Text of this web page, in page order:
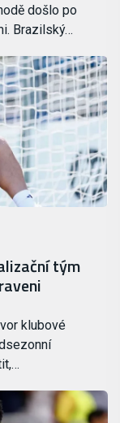
došlo po
Brazilský…
tým
klubové